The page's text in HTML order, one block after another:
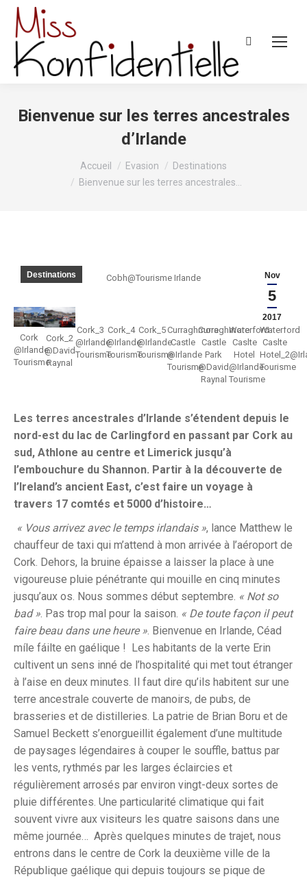
Recherche
Bienvenue sur les terres ancestrales
d’Irlande
Accueil Evasion
Destinations
Bienvenue sur les terres ancestrales…
Nov
5
2017
Destinations Cobh@Tourisme Irlande
Cork
@Irlande
Tourisme
Cork_2
@David
Raynal
Cork_3
@Irlande
Tourisme
Cork_4
@Irlande
Tourisme
Cork_5
@Irlande
Tourisme
Curraghmore
Castle
@Irlande
Tourisme
Curraghmore
Castle
Park
@David
Raynal
Waterford
Caslte
Hotel
@Irlande
Tourisme
Waterford
Caslte
Tourisme
Les terres ancestrales d’Irlande s’étendent depuis le
nord-est du lac de Carlingford en passant par Cork au
sud, Athlone au centre et Limerick jusqu’à
l’embouchure du Shannon. Partir à la découverte de
l’Ireland’s ancient East, c’est faire un voyage à
travers 17 comtés et 5000 d’histoire…
« Vous arrivez avec le temps irlandais », lance Matthew le
chauffeur de taxi qui m’attend à mon arrivée à l’aéroport de
Cork. Dehors, la bruine épaisse a laisser la place à une
vigoureuse pluie pénétrante qui mouille en cinq minutes
jusqu’aux os. Nous sommes début septembre. « Not so
bad ». Pas trop mal pour la saison. « De toute façon il peut
faire beau dans une heure ». Bienvenue en Irlande, Céad
míle fáilte en gaélique ! Les habitants de la verte Erin
cultivent un sens inné de l’hospitalité qui met tout étranger
à l’aise en deux minutes. Il faut dire qu’ils habitent sur une
terre ancestrale couverte de manoirs, de pubs, de
brasseries et de distilleries. La patrie de Brian Boru et de
Samuel Beckett s’enorgueillit également d’une multitude
de paysages légendaires à couper le souffle, battus par
les vents, rythmés par les larges éclaircies et
régulièrement arrosés par environ vingt-deux sortes de
pluie différentes. Une particularité climatique qui fait
souvent vivre aux visiteurs les quatre saisons dans une
même journée… Après quelques minutes de trajet, nous
entrons dans le centre de Cork la deuxième ville de la
République gaélique qui depuis toujours se pique de